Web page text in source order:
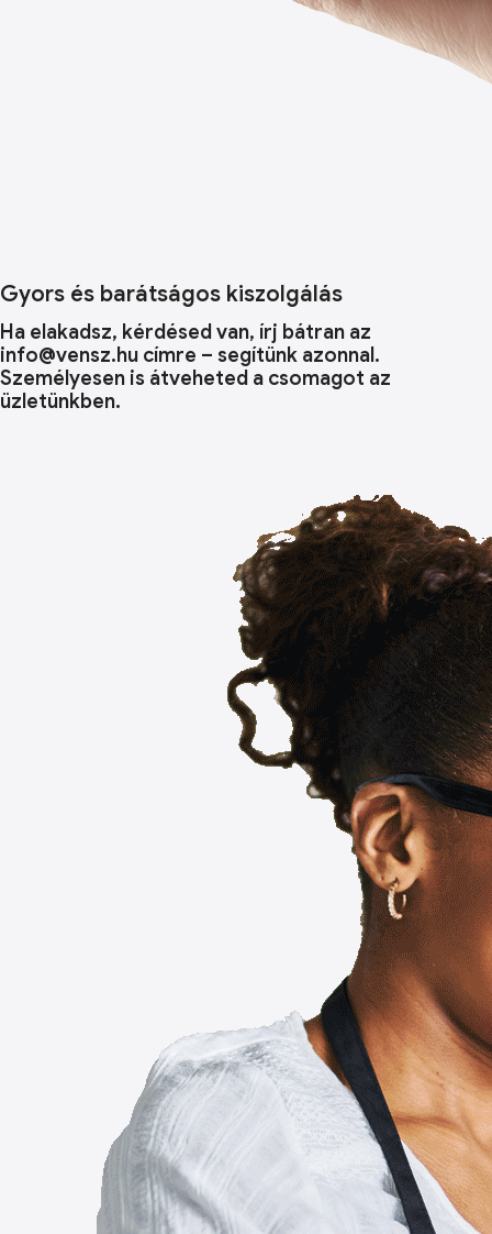
Gyors és barátságos kiszolgálás
Ha elakadsz, kérdésed van, írj bátran az
info@vensz.hu címre – segítünk azonnal.
Személyesen is átveheted a csomagot az
üzletünkben.